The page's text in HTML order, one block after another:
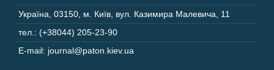
Україна 03150 м. Київ, вул. Казимира Малевича, 11
тел.: (+38044) 205-23-90
E-mail: journal@paton.kiev.ua